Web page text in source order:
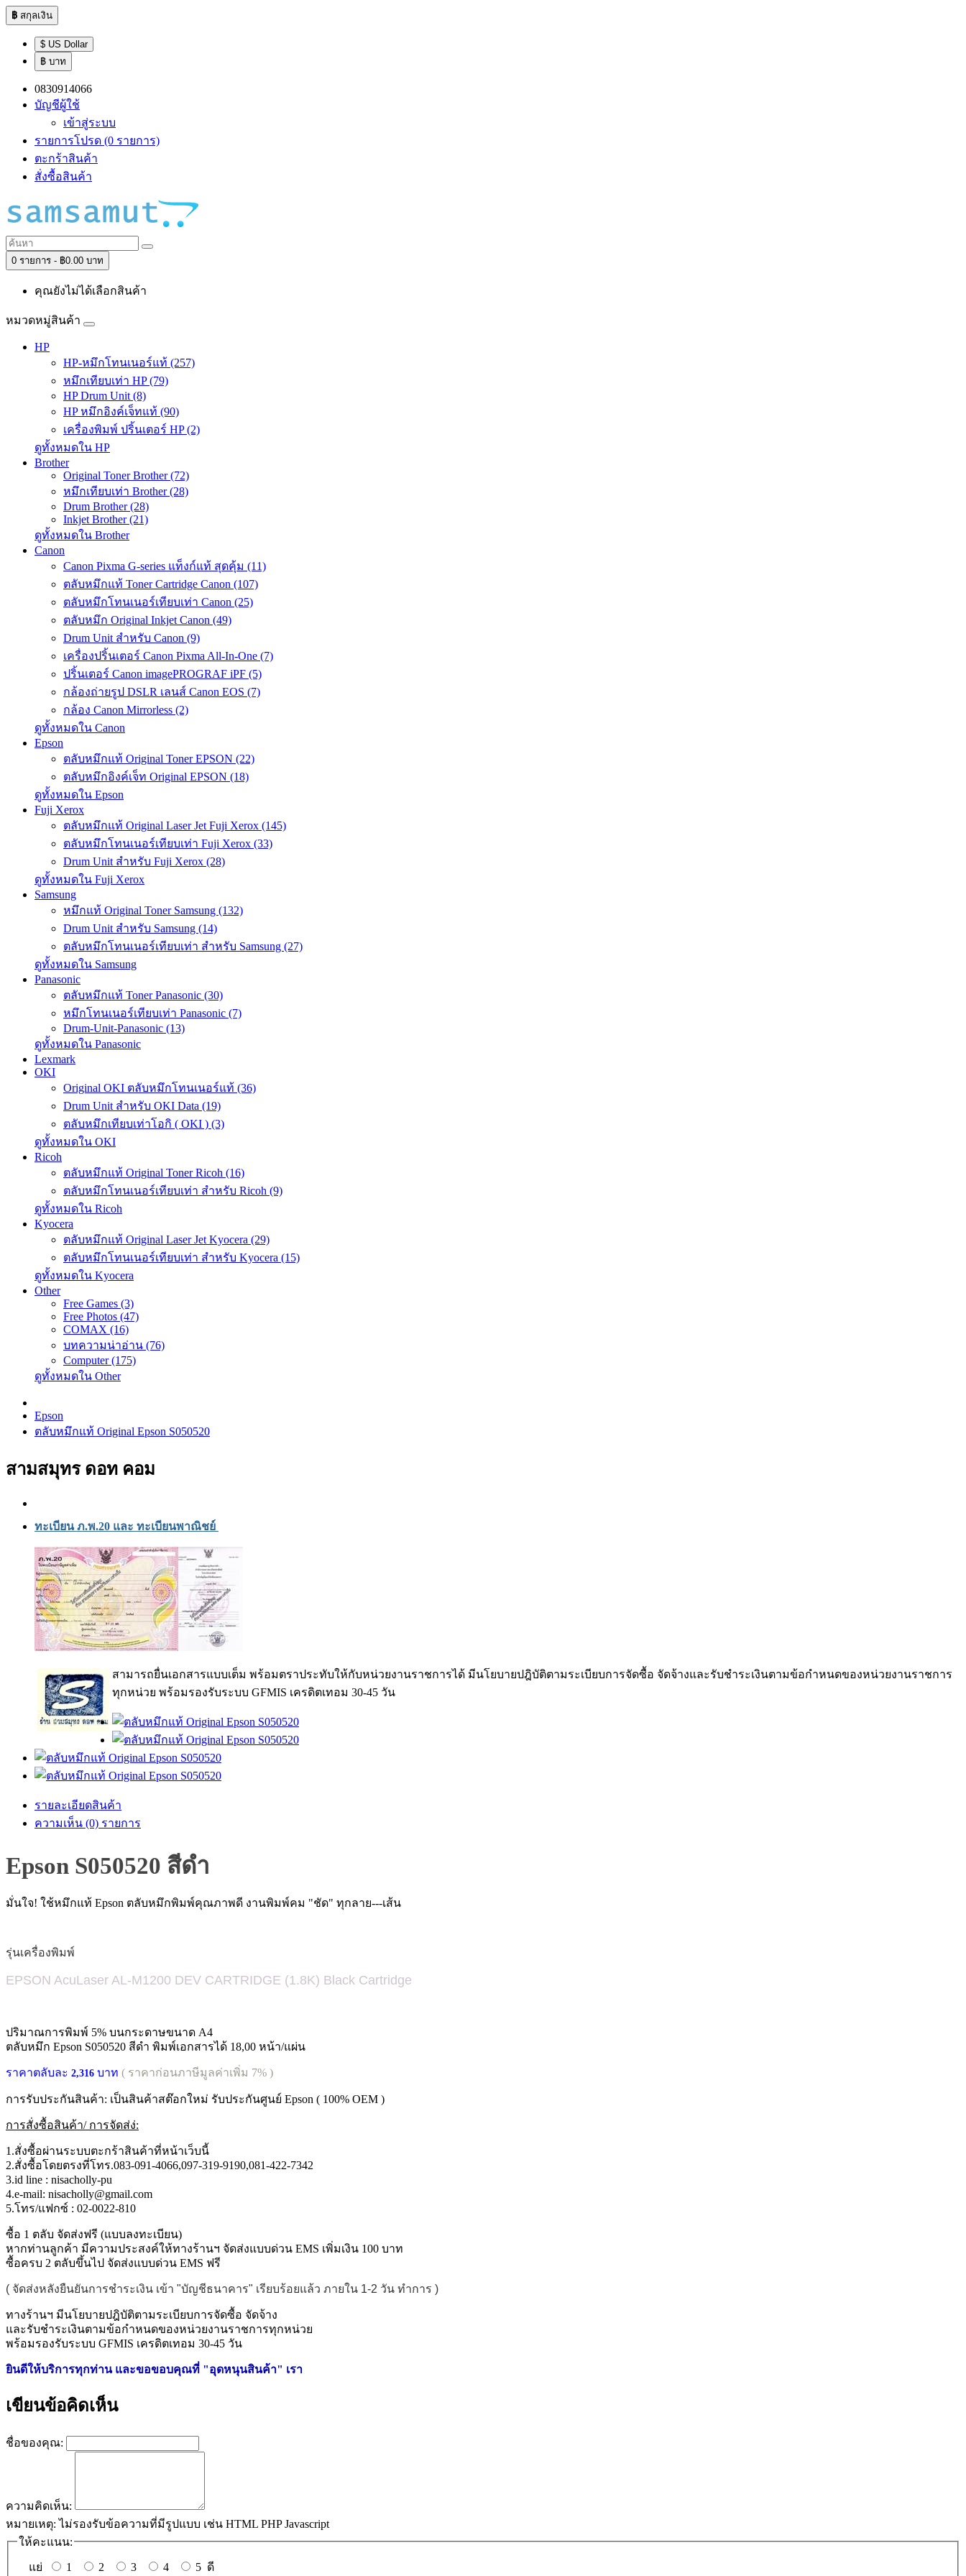
฿ สกุลเงิน
$ US Dollar
฿ บาท
0830914066
บัญชีผู้ใช้
เข้าสู่ระบบ
รายการโปรด (0 รายการ)
ตะกร้าสินค้า
สั่งซื้อสินค้า
0 รายการ - ฿0.00 บาท
คุณยังไม่ได้เลือกสินค้า
หมวดหมู่สินค้า
HP
HP-หมึกโทนเนอร์แท้ (257)
หมึกเทียบเท่า HP (79)
HP Drum Unit (8)
HP หมึกอิงค์เจ็ทแท้ (90)
เครื่องพิมพ์ ปริ้นเตอร์ HP (2)
ดูทั้งหมดใน HP
Brother
Original Toner Brother (72)
หมึกเทียบเท่า Brother (28)
Drum Brother (28)
Inkjet Brother (21)
ดูทั้งหมดใน Brother
Canon
Canon Pixma G-series แท็งก์แท้ สุดคุ้ม (11)
ตลับหมึกแท้ Toner Cartridge Canon (107)
ตลับหมึกโทนเนอร์เทียบเท่า Canon (25)
ตลับหมึก Original Inkjet Canon (49)
Drum Unit สำหรับ Canon (9)
เครื่องปริ้นเตอร์ Canon Pixma All-In-One (7)
ปริ้นเตอร์ Canon imagePROGRAF iPF (5)
กล้องถ่ายรูป DSLR เลนส์ Canon EOS (7)
กล้อง Canon Mirrorless (2)
ดูทั้งหมดใน Canon
Epson
ตลับหมึกแท้ Original Toner EPSON (22)
ตลับหมึกอิงค์เจ็ท Original EPSON (18)
ดูทั้งหมดใน Epson
Fuji Xerox
ตลับหมึกแท้ Original Laser Jet Fuji Xerox (145)
ตลับหมึกโทนเนอร์เทียบเท่า Fuji Xerox (33)
Drum Unit สำหรับ Fuji Xerox (28)
ดูทั้งหมดใน Fuji Xerox
Samsung
หมึกแท้ Original Toner Samsung (132)
Drum Unit สำหรับ Samsung (14)
ตลับหมึกโทนเนอร์เทียบเท่า สำหรับ Samsung (27)
ดูทั้งหมดใน Samsung
Panasonic
ตลับหมึกแท้ Toner Panasonic (30)
หมึกโทนเนอร์เทียบเท่า Panasonic (7)
Drum-Unit-Panasonic (13)
ดูทั้งหมดใน Panasonic
Lexmark
OKI
Original OKI ตลับหมึกโทนเนอร์แท้ (36)
Drum Unit สำหรับ OKI Data (19)
ตลับหมึกเทียบเท่าโอกิ ( OKI ) (3)
ดูทั้งหมดใน OKI
Ricoh
ตลับหมึกแท้ Original Toner Ricoh (16)
ตลับหมึกโทนเนอร์เทียบเท่า สำหรับ Ricoh (9)
ดูทั้งหมดใน Ricoh
Kyocera
ตลับหมึกแท้ Original Laser Jet Kyocera (29)
ตลับหมึกโทนเนอร์เทียบเท่า สำหรับ Kyocera (15)
ดูทั้งหมดใน Kyocera
Other
Free Games (3)
Free Photos (47)
COMAX (16)
บทความน่าอ่าน (76)
Computer (175)
ดูทั้งหมดใน Other
Epson
ตลับหมึกแท้ Original Epson S050520
สามสมุทร ดอท คอม
ทะเบียน ภ.พ.20 และ ทะเบียนพาณิชย์
สามารถยื่นเอกสารแบบเต็ม พร้อมตราประทับให้กับหน่วยงานราชการได้ มีนโยบายปฎิบัติตามระเบียบการจัดซื้อ จัดจ้างและรับชำระเงินตามข้อกำหนดของหน่วยงานราชการ
ทุกหน่วย พร้อมรองรับระบบ GFMIS เครดิตเทอม 30-45 วัน
รายละเอียดสินค้า
ความเห็น (0) รายการ
Epson S050520 สีดำ
มั่นใจ! ใช้หมึกแท้ Epson ตลับหมึกพิมพ์คุณภาพดี งานพิมพ์คม "ชัด" ทุกลาย---เส้น
รุ่นเครื่องพิมพ์
EPSON AcuLaser AL-M1200 DEV CARTRIDGE (1.8K) Black Cartridge
ปริมาณการพิมพ์ 5% บนกระดาษขนาด A4
ตลับหมึก Epson S050520 สีดำ พิมพ์เอกสารได้ 18,00 หน้า/แผ่น
ราคาตลับละ 2,316 บาท ( ราคาก่อนภาษีมูลค่าเพิ่ม 7% )
การรับประกันสินค้า: เป็นสินค้าสต๊อกใหม่ รับประกันศูนย์ Epson ( 100% OEM )
การสั่งซื้อสินค้า/ การจัดส่ง่:
1.สั่งซื้อผ่านระบบตะกร้าสินค้าที่หน้าเว็บนี้
2.สั่งซื้อโดยตรงที่โทร.083-091-4066,097-319-9190,081-422-7342
3.id line : nisacholly-pu
4.e-mail: nisacholly@gmail.com
5.โทร/แฟกซ์ : 02-0022-810
ซื้อ 1 ตลับ จัดส่งฟรี (แบบลงทะเบียน)
หากท่านลูกค้า มีความประสงค์ให้ทางร้านฯ จัดส่งแบบด่วน EMS เพิ่มเงิน 100 บาท
ซื้อครบ 2 ตลับขึ้นไป จัดส่งแบบด่วน EMS ฟรี
( จัดส่งหลังยืนยันการชำระเงิน เข้า "บัญชีธนาคาร" เรียบร้อยแล้ว ภายใน 1-2 วัน ทำการ )
ทางร้านฯ มีนโยบายปฎิบัติตามระเบียบการจัดซื้อ จัดจ้าง
และรับชำระเงินตามข้อกำหนดของหน่วยงานราชการทุกหน่วย
พร้อมรองรับระบบ GFMIS เครดิตเทอม 30-45 วัน
ยินดีให้บริการทุกท่าน และขอขอบคุณที่ "อุดหนุนสินค้า" เรา
เขียนข้อคิดเห็น
ชื่อของคุณ:
ความคิดเห็น:
หมายเหตุ: ไม่รองรับข้อความที่มีรูปแบบ เช่น HTML PHP Javascript
ให้คะแนน:
แย่ 1 2 3 4 5 ดี